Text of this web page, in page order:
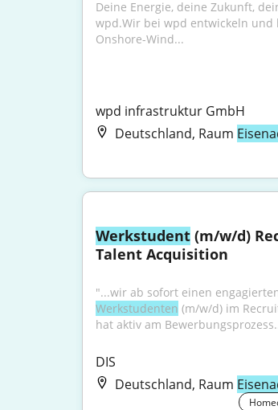
Deine Energie, deine Zukunft,
wpd.Wir bei wpd entwickeln und
Onshore-Wind...
wpd infrastruktur GmbH
Deutschland, Raum
Werkstudent (m/w/d)
Talent Acquisition
Werkstudenten (m/w/d) im
hat aktiv am
DIS
Deutschland, Raum